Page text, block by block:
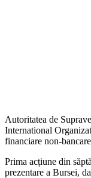
Autoritatea de
International
financiare non-
Prima acțiune din
prezentare a Bursei,